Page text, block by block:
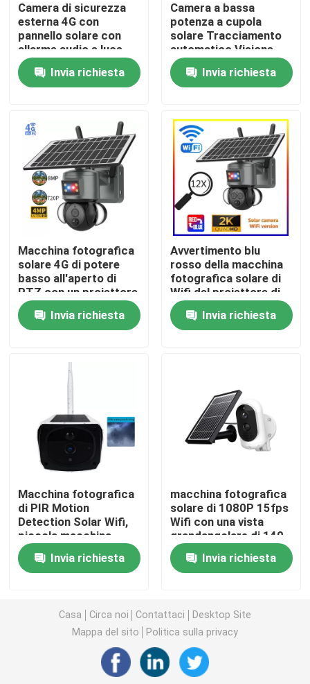
Prodotti
Video
Visita alla fabbrica
Controllo della qualità
Contattaci
Notizie
Chiedi un preventivo
Videocamera di sicurezza della lampadina di Wifi
Videocamere di sicurezza domestiche dell'interno
Videocamera di sicurezza impermeabile all'aperto
macchina fotografica solare 4G
Macchina fotografica solare di Wifi
Macchina fotografica senza fili astuta di Wifi
Macchina fotografica di PTZ all'aperto
Camera di sicurezza
esterna 4G con
pannello solare con
allarme audio e luce
Invia richiesta
Camera a bassa
potenza a cupola
solare Tracciamento
automatico Visione
notturna impermeabile
Camera di sicurezza
CCTV
Invia richiesta
Macchina fotografica
solare 4G di potere
basso all'aperto di
PTZ con un proiettore
di 2 insiemi
Invia richiesta
Avvertimento blu
rosso della macchina
fotografica solare di
Wifi del proiettore di
Smart dello zoom di
PTZ 12XInvia richiesta
Macchina fotografica
di PIR Motion
Detection Solar Wifi,
piccola macchina
fotografica della
pallottola 1080P
Invia richiesta
macchina fotografica
solare di 1080P 15fps
Wifi con una vista
grandangolare di 140
gradi
Invia richiesta
Casa Circa noi Contattaci
Desktop Site
Mappa del sito
Politica sulla privacy